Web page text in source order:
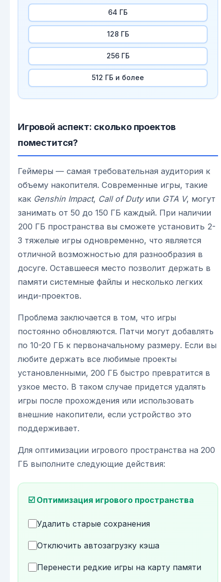
64 ГБ
128 ГБ
256 ГБ
512 ГБ и более
Игровой аспект: сколько проектов
поместится?
Геймеры — самая требовательная аудитория к
объему накопителя. Современные игры, такие
как Genshin Impact, Call of Dutyили GTA V, могут
занимать от 50 до 150 ГБ каждый. При наличии
200 ГБ пространства вы сможете установить 2-
3 тяжелые игры одновременно, что является
отличной возможностью для разнообразия в
досуге. Оставшееся место позволит держать в
памяти системные файлы и несколько легких
инди-проектов.
Проблема заключается в том, что игры
постоянно обновляются. Патчи могут добавлять
по 10-20 ГБ к первоначальному размеру. Если вы
любите держать все любимые проекты
установленными, 200 ГБ быстро превратится в
узкое место. В таком случае придется удалять
игры после прохождения или использовать
внешние накопители, если устройство это
поддерживает.
Для оптимизации игрового пространства на 200
ГБ выполните следующие действия:
☑️ Оптимизация игрового пространства
Удалить старые сохранения
Отключить автозагрузку кэша
Перенести редкие игры на карту памяти